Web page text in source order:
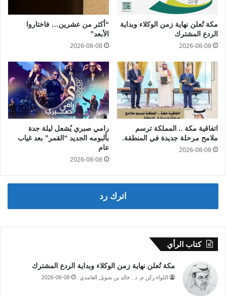
مكة تُعلن نهاية زمن الوكلاء وبداية
الردع المشترك
2026-08-08
“أكثر من عشرين… فاختاروا
الأبعد”
2026-08-08
اتفاقية مكة .. المملكة ترسم
ملامح مرحلة جديدة في المنطقة.
2026-08-08
رامي صبري يُشعل ليلة جدة
بألبومه الجديد “القمر” بعد غياب
عام
2026-08-08
اترك رد
كتاب الرأي
مكة تُعلن نهاية زمن الوكلاء وبداية الردع المشترك
اللواء ركن م. د . خالد بن شويل الغامدي 2026-08-08